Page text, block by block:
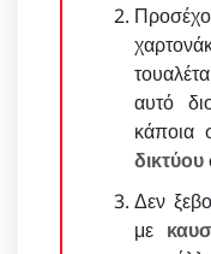
αυτό
κάποια
δικτύου
Δεν
με